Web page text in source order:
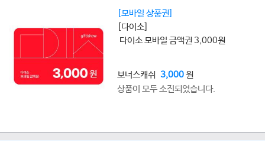
[모바일 상품권]
[다이소]
다이소 모바일 금액권 3,000원
보너스캐쉬 3,000원
상품이 모두 소진되었습니다.